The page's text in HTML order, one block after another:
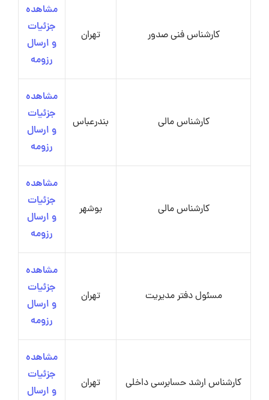
کارشناس فنی صدور تهران
مشاهده
جزئیات
و ارسال
رزومه
کارشناس مالی بندرعباس
مشاهده
جزئیات
و ارسال
رزومه
کارشناس مالی بوشهر
مشاهده
جزئیات
و ارسال
رزومه
مسئول دفتر مدیریت تهران
مشاهده
جزئیات
و ارسال
رزومه
کارشناس ارشد حسابرسی داخلی تهران
مشاهده
جزئیات
و ارسال